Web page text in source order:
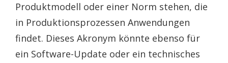
Produktmodell oder einer Norm stehen, die
in Produktionsprozessen Anwendungen
findet. Dieses Akronym könnte ebenso für
ein Software-Update oder ein technisches